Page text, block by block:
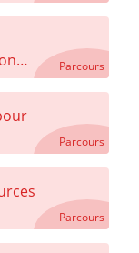
Parcours
Parcours
Parcours